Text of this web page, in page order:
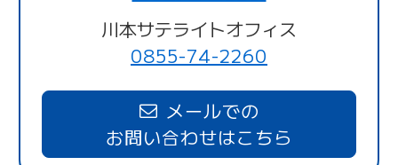
川本サテライトオフィス
0855-74-2260
メールでの
お問い合わせはこちら